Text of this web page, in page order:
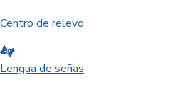
Centro de relevo
Lengua de señas